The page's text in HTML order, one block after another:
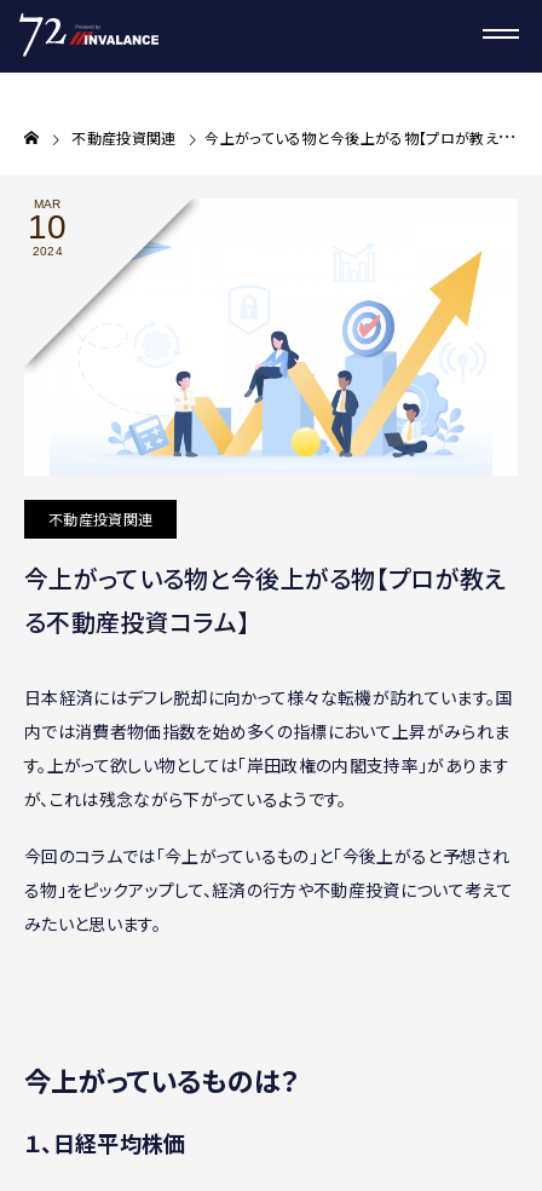
不動産投資関連 今上がっている物と今後上がる物【プロが教える不動産投資コラム】
MAR
10
2024
不動産投資関連
今上がっている物と今後上がる物【プロが教え
る不動産投資コラム】
日本経済にはデフレ脱却に向かって様々な転機が訪れています。国
内では消費者物価指数を始め多くの指標において上昇がみられま
す。上がって欲しい物としては「岸田政権の内閣支持率」があります
が、これは残念ながら下がっているようです。
今回のコラムでは「今上がっているもの」と「今後上がると予想され
る物」をピックアップして、経済の行方や不動産投資について考えて
みたいと思います。
今上がっているものは？
１、日経平均株価